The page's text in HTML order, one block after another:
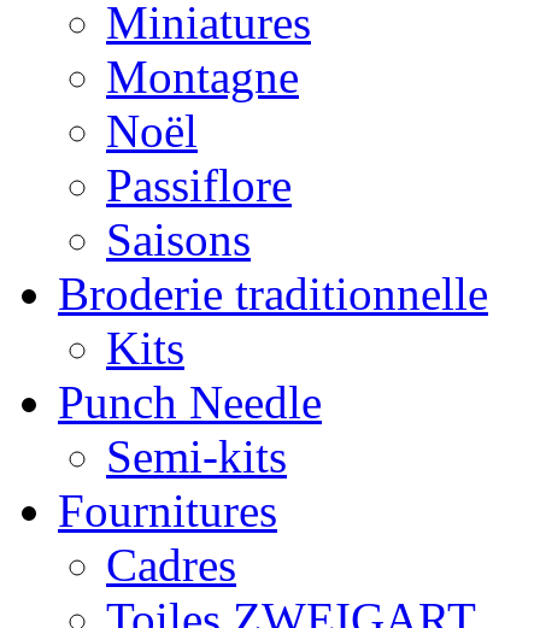
Miniatures
Montagne
Noël
Passiflore
Saisons
Broderie traditionnelle
Kits
Punch Needle
Semi-kits
Fournitures
Cadres